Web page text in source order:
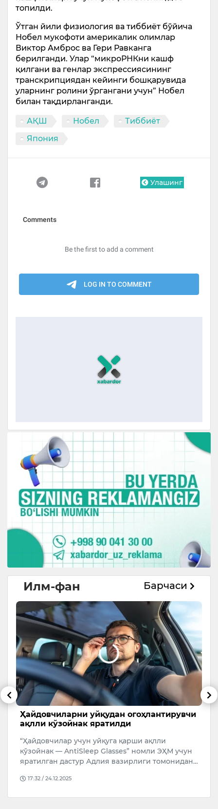
топилди.
Ўтган йили физиология ва тиббиёт бўйича
Нобел мукофоти америкалик олимлар
Виктор Амброс ва Гери Равканга
берилганди. Улар “микроРНКни кашф
қилгани ва генлар экспрессиясининг
транскрипциядан кейинги бошқарувида
уларнинг ролини ўргангани учун” Нобел
билан тақдирланганди.
АҚШ Нобел
Тиббиёт
Япония
Улашинг
Илм-фан Барчаси
Ҳайдовчиларни уйқудан огоҳлантирувчи
ақлли кўзойнак яратилди
“Ҳайдовчилар учун уйқуга қарши ақлли
кўзойнак — AntiSleep Glasses” номли ЭҲМ учун
яратилган дастур Адлия вазирлиги томонидан…
17:32 / 24.12.2025